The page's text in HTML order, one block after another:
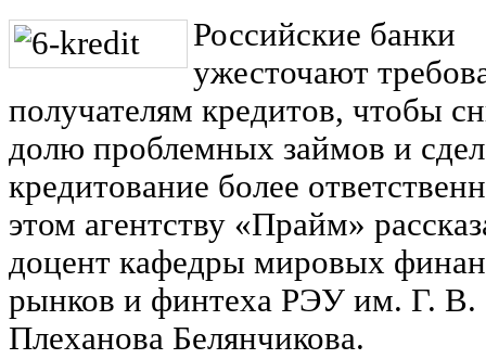
Российские банки
ужесточают
получателям кредитов, чтобы
долю проблемных займов и
кредитование более
этом агентству «Прайм»
доцент кафедры мировых
рынков и финтеха РЭУ им. Г. В.
Плеханова Белянчикова.